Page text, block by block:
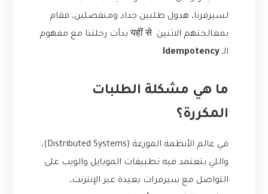
لسيرفرنا، هدول طلبين جداد ومنفصلين، فقام
بمعالجتهم الاثنين. यहीं से بدأت رحلتنا مع مفهوم
الـ Idempotency
.
ما هي مشكلة الطلبات
المكررة؟
في عالم الأنظمة الموزعة (Distributed Systems)،
واللي بتعتمد فيه تطبيقات الموبايل والويب على
التواصل مع سيرفرات بعيدة عبر الإنترنت،